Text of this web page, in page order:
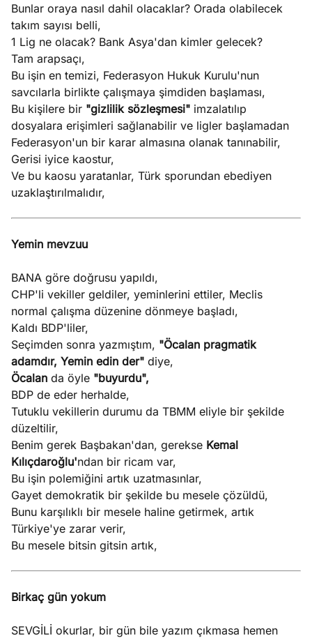
Bunlar oraya nasıl dahil olacaklar? Orada olabilecek
takım sayısı belli,
1 Lig ne olacak? Bank Asya'dan kimler gelecek?
Tam arapsaçı,
Bu işin en temizi, Federasyon Hukuk Kurulu'nun
savcılarla birlikte çalışmaya şimdiden başlaması,
Bu kişilere bir "gizlilik sözleşmesi" imzalatılıp
dosyalara erişimleri sağlanabilir ve ligler başlamadan
Federasyon'un bir karar almasına olanak tanınabilir,
Gerisi iyice kaostur,
Ve bu kaosu yaratanlar, Türk sporundan ebediyen
uzaklaştırılmalıdır,
Yemin mevzuu
BANA göre doğrusu yapıldı,
CHP'li vekiller geldiler, yeminlerini ettiler, Meclis
normal çalışma düzenine dönmeye başladı,
Kaldı BDP'liler,
Seçimden sonra yazmıştım, "Öcalan pragmatik
adamdır, Yemin edin der" diye,
Öcalan da öyle "buyurdu",
BDP de eder herhalde,
Tutuklu vekillerin durumu da TBMM eliyle bir şekilde
düzeltilir,
Benim gerek Başbakan'dan, gerekse Kemal
Kılıçdaroğlu'ndan bir ricam var,
Bu işin polemiğini artık uzatmasınlar,
Gayet demokratik bir şekilde bu mesele çözüldü,
Bunu karşılıklı bir mesele haline getirmek, artık
Türkiye'ye zarar verir,
Bu mesele bitsin gitsin artık,
Birkaç gün yokum
SEVGİLİ okurlar, bir gün bile yazım çıkmasa hemen